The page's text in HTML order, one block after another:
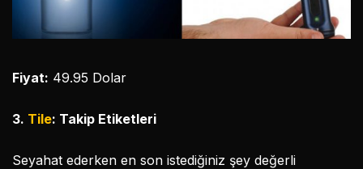
Fiyat: 49.95 Dolar
3. Tile: Takip Etiketleri
Seyahat ederken en son istediğiniz şey değerli